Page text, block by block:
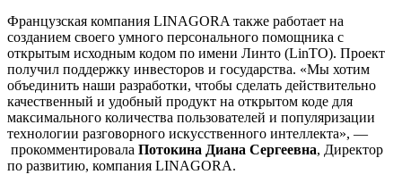
Французская компания LINAGORA также работает на
созданием своего умного персонального помощника с
открытым исходным кодом по имени Линто (LinTO). Проект
получил поддержку инвесторов и государства. «Мы хотим
объединить наши разработки, чтобы сделать действительно
качественный и удобный продукт на открытом коде для
максимального количества пользователей и популяризации
технологии разговорного искусственного интеллекта», —
прокомментировала Потокина Диана Сергеевна, Директор
по развитию, компания LINAGORA.